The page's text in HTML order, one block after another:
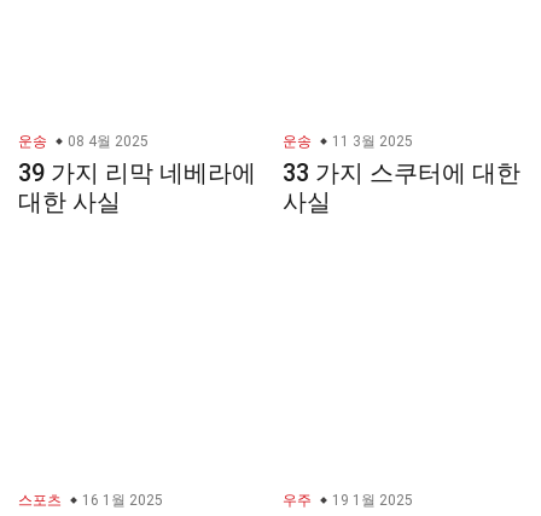
운송 08 4월 2025
39 가지 리막 네베라에
대한 사실
운송 11 3월 2025
33 가지 스쿠터에 대한
사실
스포츠 16 1월 2025 우주 19 1월 2025